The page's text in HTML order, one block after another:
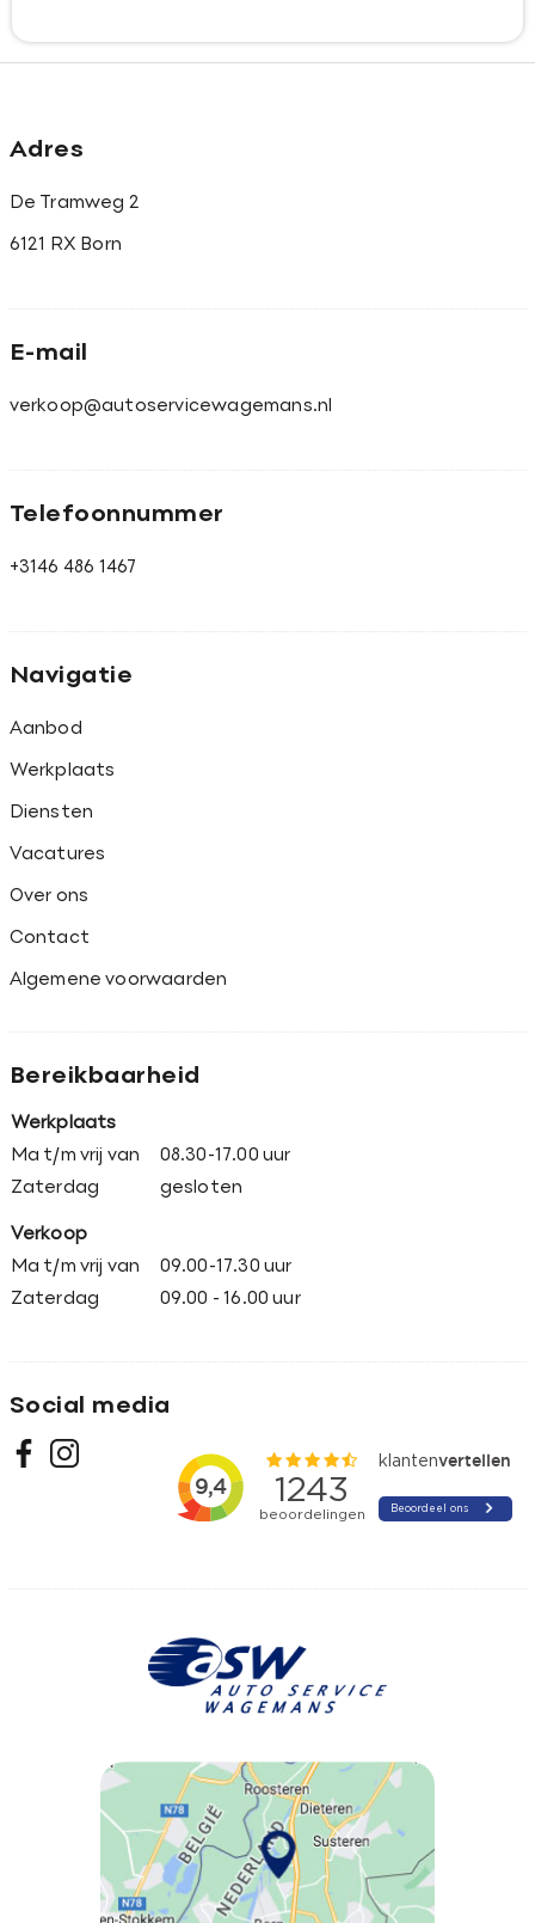
Adres
De Tramweg 2
6121 RX Born
E-mail
verkoop@autoservicewagemans.nl
Telefoonnummer
+3146 486 1467
Navigatie
Aanbod
Werkplaats
Diensten
Vacatures
Over ons
Contact
Algemene voorwaarden
Bereikbaarheid
Werkplaats
Ma t/m vrij van
08.30-17.00 uur
Zaterdag
gesloten
Verkoop
Ma t/m vrij van
09.00-17.30 uur
Zaterdag
09.00 - 16.00 uur
Social media